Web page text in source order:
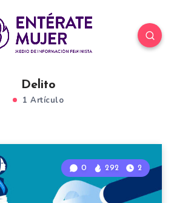
Delito
1 Artículo
0 292 2